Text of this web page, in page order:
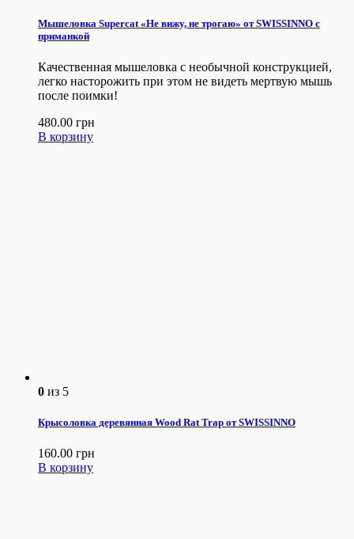
Мышеловка Supercat «Не вижу, не трогаю» от SWISSINNO с
приманкой
Качественная мышеловка с необычной конструкцией,
легко насторожить при этом не видеть мертвую мышь
после поимки!
480.00 грн
В корзину
0 из 5
Крысоловка деревянная Wood Rat Trap от SWISSINNO
160.00 грн
В корзину